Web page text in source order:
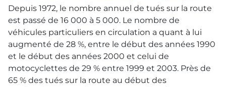
Depuis 1972, le nombre annuel de tués sur la route
est passé de 16 000 à 5 000. Le nombre de
véhicules particuliers en circulation a quant à lui
augmenté de 28 %, entre le début des années 1990
et le début des années 2000 et celui de
motocyclettes de 29 % entre 1999 et 2003. Près de
65 % des tués sur la route au début des